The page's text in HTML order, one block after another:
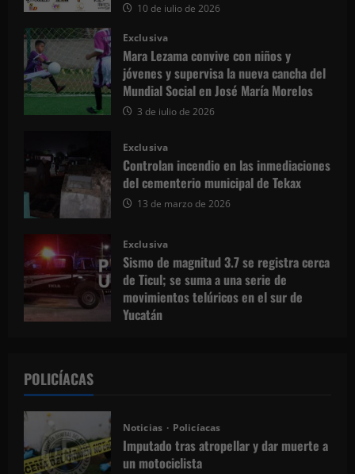
10 de julio de 2026
Exclusiva
Mara Lezama convive con niños y
jóvenes y supervisa la nueva cancha del
Mundial Social en José María Morelos
3 de julio de 2026
Exclusiva
Controlan incendio en las inmediaciones
del cementerio municipal de Tekax
13 de marzo de 2026
Exclusiva
Sismo de magnitud 3.7 se registra cerca
de Ticul; se suma a una serie de
movimientos telúricos en el sur de
Yucatán
POLICÍACAS
Noticias Policíacas
Imputado tras atropellar y dar muerte a
un motociclista